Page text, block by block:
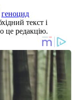
геноцид
текст і
це редакцію.